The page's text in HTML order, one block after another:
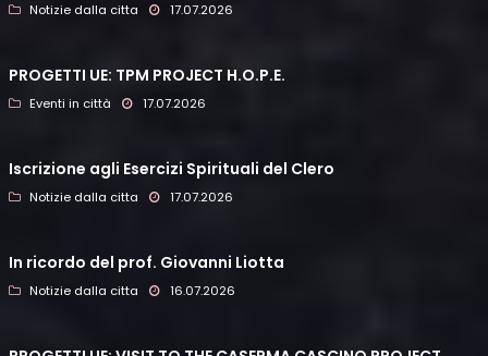
Notizie dalla citta 17.07.2026
PROGETTI UE: TPM PROJECT H.O.P.E.
Eventi in città 17.07.2026
Iscrizione agli Esercizi Spirituali del Clero
Notizie dalla citta 17.07.2026
In ricordo del prof. Giovanni Liotta
Notizie dalla citta 16.07.2026